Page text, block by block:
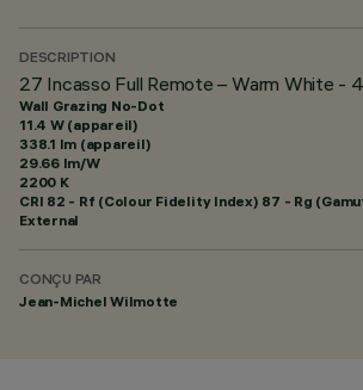
DESCRIPTION
27 Incasso Full Remote – Warm White -
Wall Grazing No-Dot
11.4 W (appareil)
338.1 lm (appareil)
29.66 lm/W
2200 K
CRI 82 - Rf (Colour Fidelity Index) 87 - Rg
External
CONÇU PAR
Jean-Michel Wilmotte